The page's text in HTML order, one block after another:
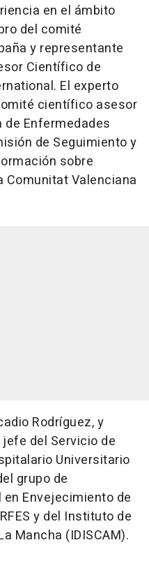
en el ámbito
del comité
y representante
Científico de
El experto
científico asesor
de Enfermedades
de Seguimiento y
sobre
Comunitat Valenciana
Rodríguez, y
del Servicio de
Universitario
grupo de
Envejecimiento de
y del Instituto de
Mancha (IDISCAM).